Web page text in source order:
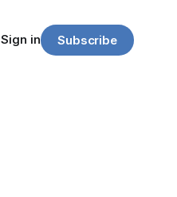
Sign in Subscribe